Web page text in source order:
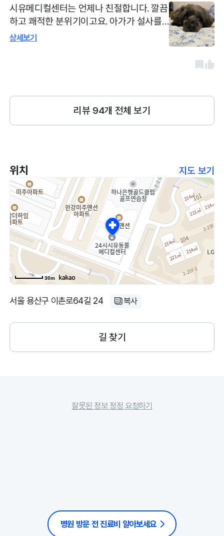
시유메디컬센터는 언제나 친절합니다. 깔끔
하고 쾌적한 분위기이고요. 아가가 설사를
자꾸 해서 병원을 찾았는데 친절히 진료해
세요.
상세보기
리뷰 94개 전체 보기
위치 지도 보기
30m
서울 용산구 이촌로64길 24 복사
길 찾기
잘못된 정보 정정 요청하기
병원 방문 전 진료비 알아보세요